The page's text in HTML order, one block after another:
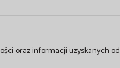
oraz informacji uzyskanych od